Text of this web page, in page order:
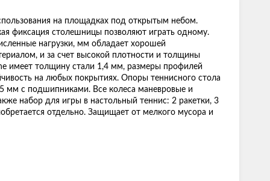
на площадках под открытым небом.
фиксация столешницы позволяют играть одному.
нагрузки, мм обладает хорошей
и за счет высокой плотности и толщины
имеет толщину стали 1,4 мм, размеры профилей
на любых покрытиях. Опоры теннисного стола
мм с подшипниками. Все колеса маневровые и
набор для игры в настольный теннис: 2 ракетки, 3
отдельно. Защищает от мелкого мусора и